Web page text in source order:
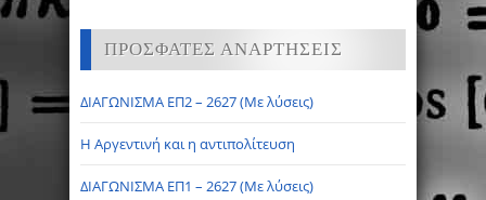
ΠΡΟΣΦΑΤΕΣ ΑΝΑΡΤΗΣΕΙΣ
ΔΙΑΓΩΝΙΣΜΑ ΕΠ2 – 2627 (Με λύσεις)
Η Αργεντινή και η αντιπολίτευση
ΔΙΑΓΩΝΙΣΜΑ ΕΠ1 – 2627 (Με λύσεις)